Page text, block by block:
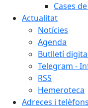
Cases
Actualitat
Notícies
Agenda
Butlletí
Telegram -
RSS
Hemeroteca
Adreces i telèfons